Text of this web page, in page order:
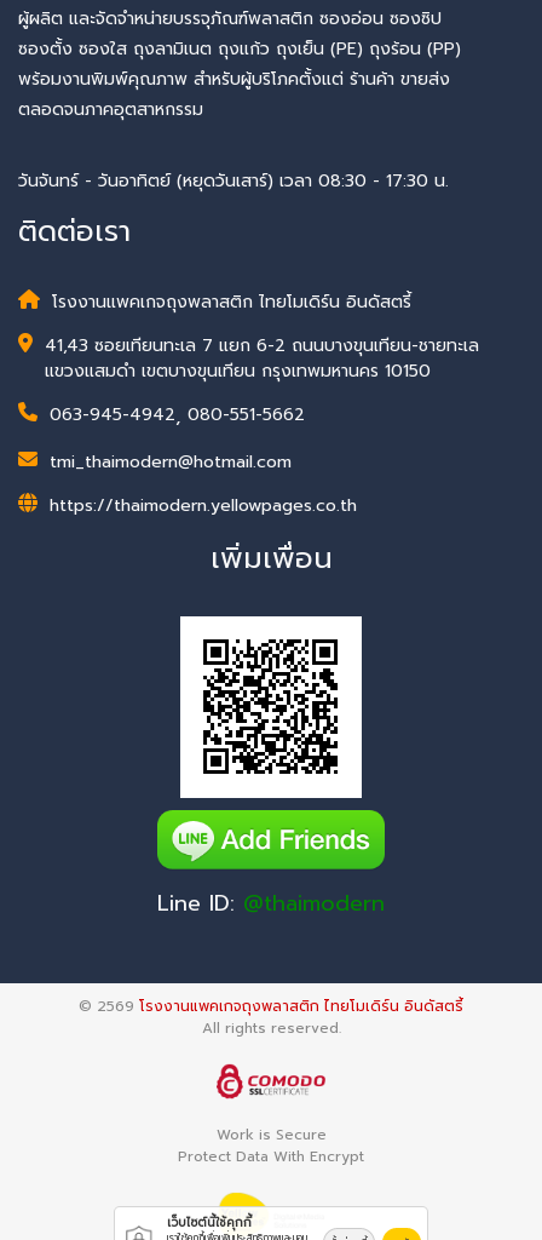
ผู้ผลิต และจัดจำหน่ายบรรจุภัณฑ์พลาสติก ซองอ่อน ซองซิป
ซองตั้ง ซองใส ถุงลามิเนต ถุงแก้ว ถุงเย็น (PE) ถุงร้อน (PP)
พร้อมงานพิมพ์คุณภาพ สำหรับผู้บริโภคตั้งแต่ ร้านค้า ขายส่ง
ตลอดจนภาคอุตสาหกรรม
วันจันทร์ - วันอาทิตย์ (หยุดวันเสาร์) เวลา 08:30 - 17:30 น.
ติดต่อเรา
โรงงานแพคเกจถุงพลาสติก ไทยโมเดิร์น อินดัสตรี้
41,43 ซอยเทียนทะเล 7 แยก 6-2 ถนนบางขุนเทียน-ชายทะเล
แขวงแสมดำ เขตบางขุนเทียน กรุงเทพมหานคร 10150
063-945-4942, 080-551-5662
tmi_thaimodern@hotmail.com
https://thaimodern.yellowpages.co.th
เพิ่มเพื่อน
Line ID: @thaimodern
© 2569 โรงงานแพคเกจถุงพลาสติก ไทยโมเดิร์น อินดัสตรี้
All rights reserved.
Work is Secure
Protect Data With Encrypt
เว็บไซต์นี้ใช้คุกกี้